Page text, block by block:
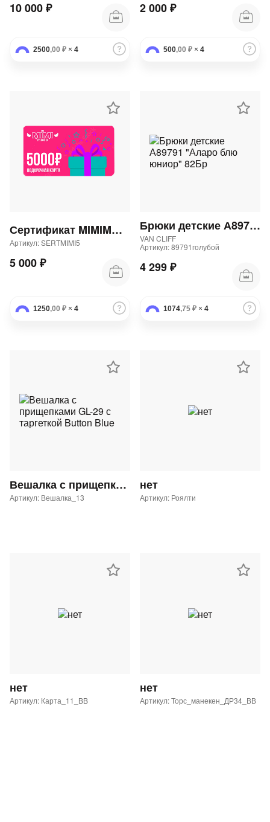
10 000 ₽
2500,00 ₽ × 4
2 000 ₽
500,00 ₽ × 4
Сертификат MIMIMODA 5000 р.
Артикул: SERTMIMI5
5 000 ₽
1250,00 ₽ × 4
Брюки детские А89791 "Аларо блю юниор" 82Бр
VAN CLIFF
Артикул: 89791голубой
4 299 ₽
1074,75 ₽ × 4
Вешалка с прищепками GL-29 с таргеткой Button Blue
Артикул: Вешалка_13
нет
Артикул: Роялти
нет
Артикул: Карта_11_BB
нет
Артикул: Торс_манекен_ДР34_ВВ